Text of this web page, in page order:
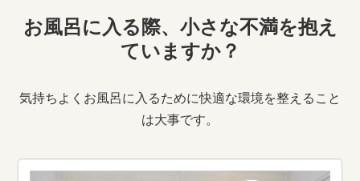
お風呂に入る際、小さな不満を抱え
ていますか？
気持ちよくお風呂に入るために快適な環境を整えること
は大事です。